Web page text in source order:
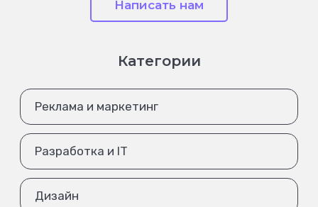
Написать нам
Категории
Реклама и маркетинг
Разработка и IT
Дизайн